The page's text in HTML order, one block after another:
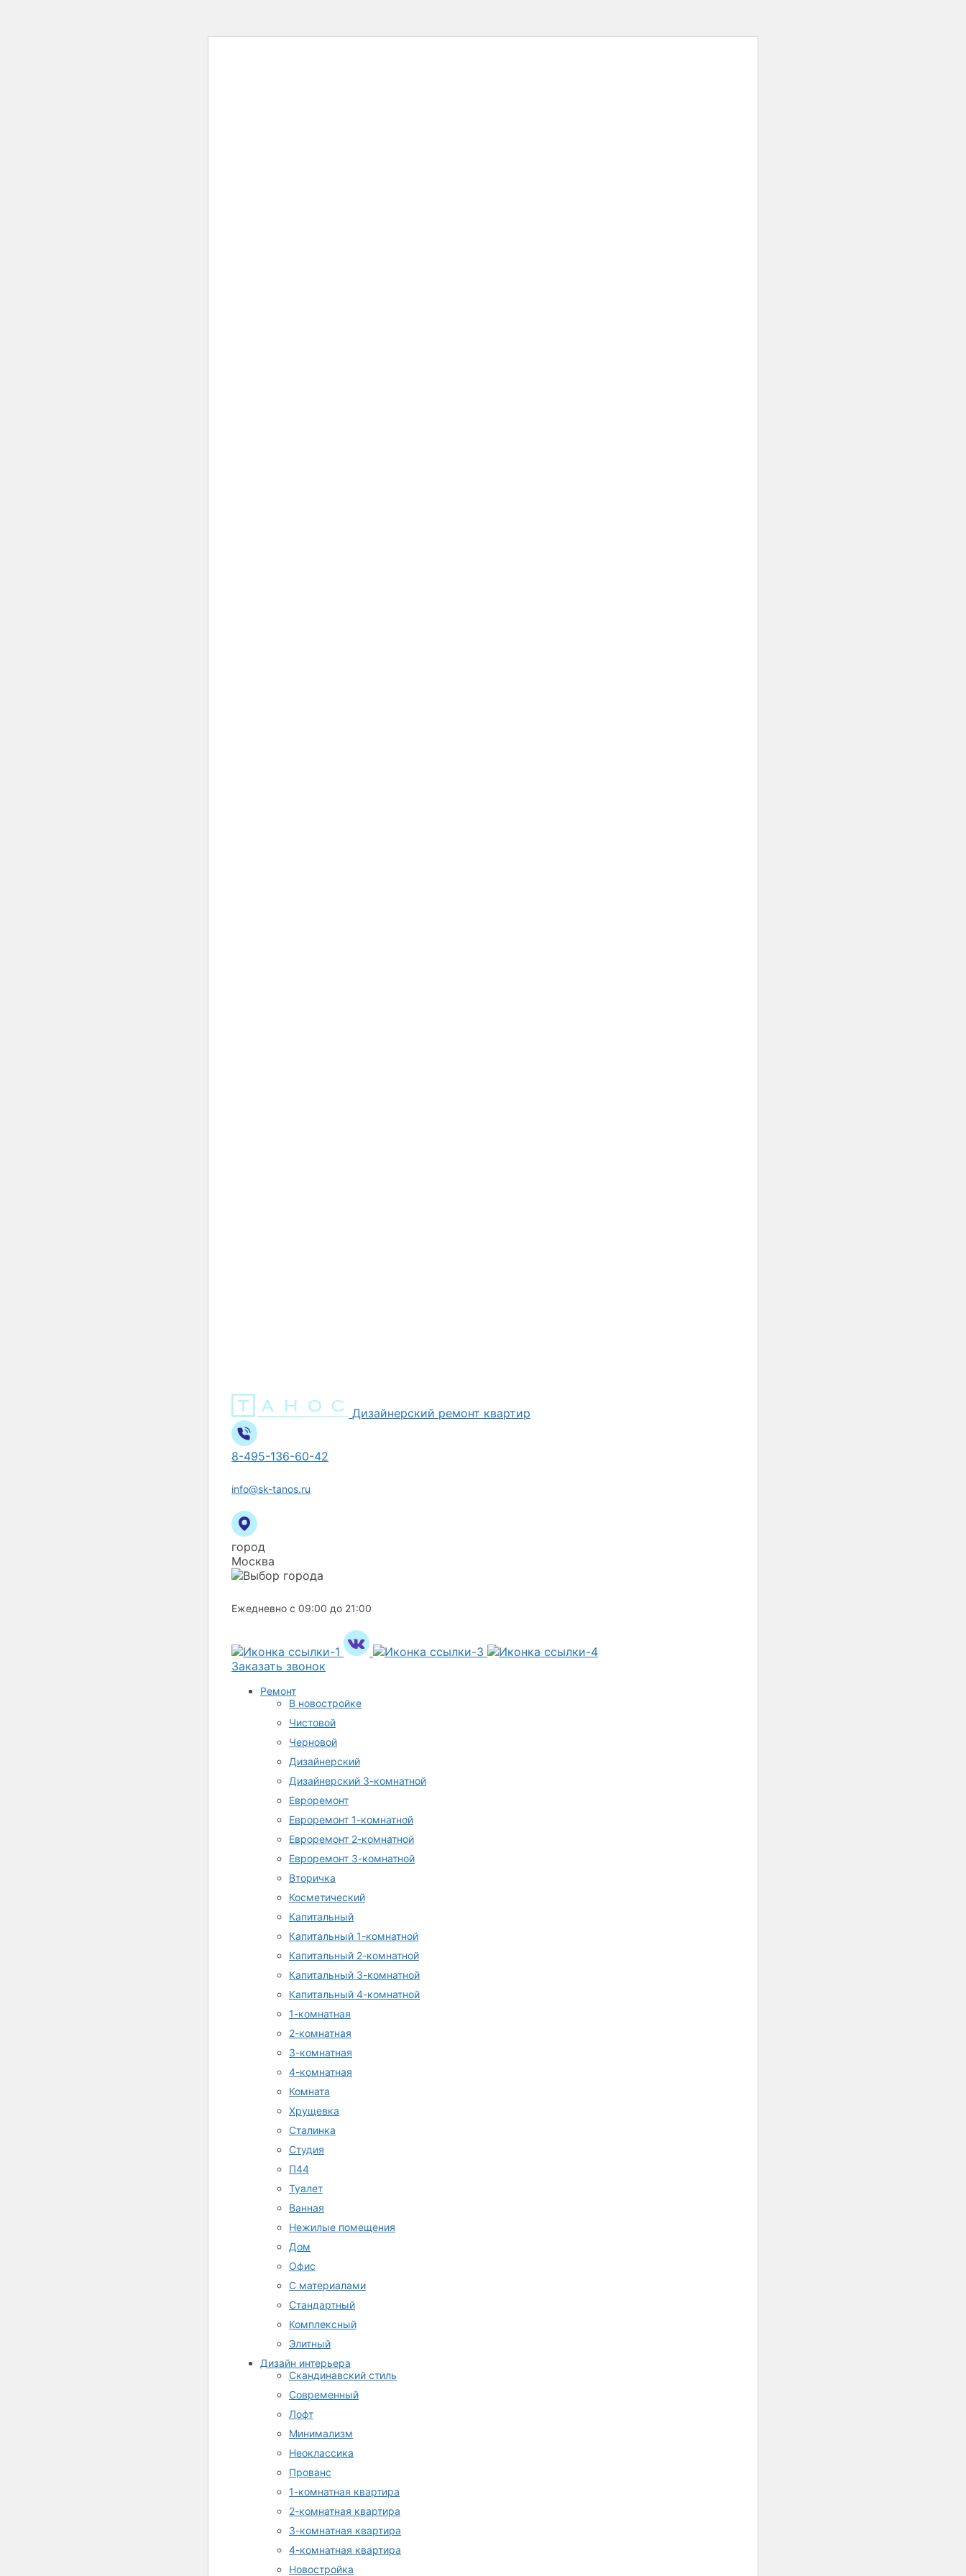
Дизайнерский ремонт квартир
8-495-136-60-42
info@sk-tanos.ru
город
Москва
Ежедневно с 09:00 до 21:00
Заказать звонок
Ремонт
В новостройке
Чистовой
Черновой
Дизайнерский
Дизайнерский 3-комнатной
Евроремонт
Евроремонт 1-комнатной
Евроремонт 2-комнатной
Евроремонт 3-комнатной
Вторичка
Косметический
Капитальный
Капитальный 1-комнатной
Капитальный 2-комнатной
Капитальный 3-комнатной
Капитальный 4-комнатной
1-комнатная
2-комнатная
3-комнатная
4-комнатная
Комната
Хрущевка
Сталинка
Студия
П44
Туалет
Ванная
Нежилые помещения
Дом
Офис
С материалами
Стандартный
Комплексный
Элитный
Дизайн интерьера
Скандинавский стиль
Современный
Лофт
Минимализм
Неоклассика
Прованс
1-комнатная квартира
2-комнатная квартира
3-комнатная квартира
4-комнатная квартира
Новостройка